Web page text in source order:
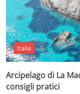
Italia
Arcipelago di La
consigli pratici